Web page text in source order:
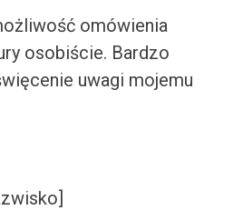
omówienia
osobiście. Bardzo
uwagi mojemu